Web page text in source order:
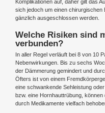
Komplikationen auf, daher gilt das
sich jedoch um einen chirurgischen
gänzlich ausgeschlossen werden.
Welche Risiken sind
verbunden?
In aller Regel verläuft bei 8 von 10
Nebenwirkungen. Bis zu sechs
der Dämmerung gemindert und
Öfters ist von einem
eine schwankende Sehleistung
bzw. eine Hornhauttrübung,
durch Medikamente vielfach